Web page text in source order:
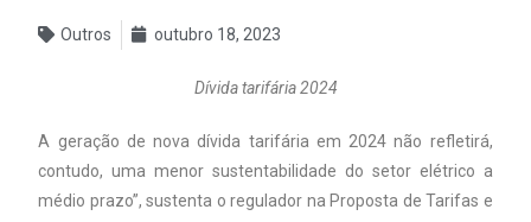
Outros outubro 18, 2023
Dívida tarifária 2024
A geração de nova dívida tarifária em 2024 não refletirá,
contudo, uma menor sustentabilidade do setor elétrico a
médio prazo”, sustenta o regulador na Proposta de Tarifas e